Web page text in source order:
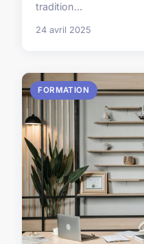
tradition...
24 avril 2025
FORMATION